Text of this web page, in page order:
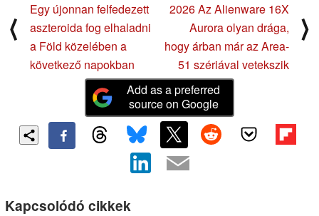
⟨
Egy újonnan felfedezett
aszteroida fog elhaladni
a Föld közelében a
következő napokban
2026 Az Alienware 16X
Aurora olyan drága,
hogy árban már az Area-
51 szériával vetekszik
⟩
Add as a preferred
source on Google
Kapcsolódó cikkek